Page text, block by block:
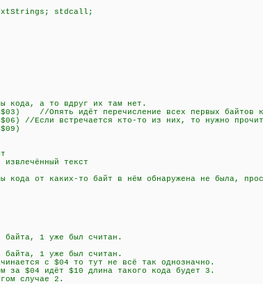
stdcall;
кода, а то вдруг их там нет.
идёт перечисление всех первых байтов
встречается кто-то из них, то нужно
текст
от каких-то байт в нём обнаружена не была,
1 уже был считан.
1 уже был считан.
с $04 то тут не всё так однозначно.
$10 длина такого кода будет 3.
2.